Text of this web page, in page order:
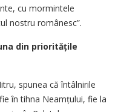
cu mormintele
nostru românesc”.
din prioritățile
spunea că întâlnirile
în tihna Neamțului, fie la